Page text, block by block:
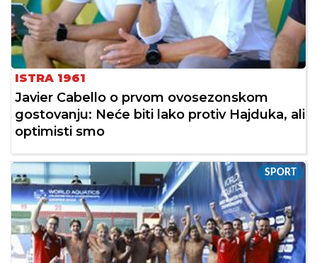
ISTRA 1961
Javier Cabello o prvom ovosezonskom
gostovanju: Neće biti lako protiv Hajduka, ali
optimisti smo
SPORT